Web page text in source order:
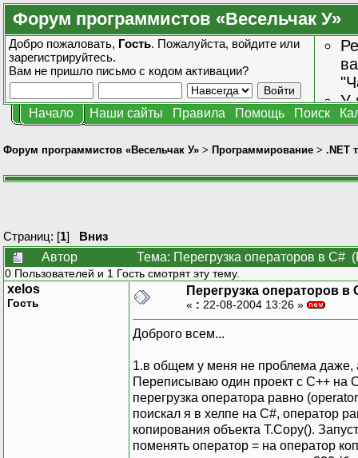
Форум программистов «Весельчак У»
Добро пожаловать, Гость. Пожалуйста, войдите или
зарегистрируйтесь.
Вам не пришло письмо с кодом активации?
У
Начало Наши сайты Правила Помощь Поиск
Форум программистов «Весельчак У» > Программирование > .NET
Страниц: [1] Вниз
Автор
Тема: Перегрузка операторов в С#
0 Пользователей и 1 Гость смотрят эту тему.
xelos
Гость
Перегрузка операторов в
« : 22-08-2004 13:26 »
Доброго всем...
1.в общем у меня не проблема даже,
Переписываю один проект с C++ на
перегрузка оператора равно
поискал я в хелпе на С#, оператор
копирования объекта T.Copy().
поменять оператор = на оператор